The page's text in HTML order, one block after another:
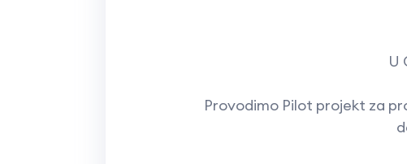
U
Provodimo Pilot projekt za